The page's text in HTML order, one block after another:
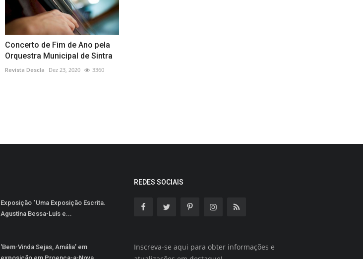
Concerto de Fim de Ano pela
Orquestra Municipal de Sintra
Revista Descla Dez 23, 2020 3360
Exposição "Uma Exposição Escrita.
Agustina Bessa-Luís e...
‘Bem-Vinda Sejas, Amália’ em
REDES SOCIAIS
Inscreva-se aqui para obter informações e